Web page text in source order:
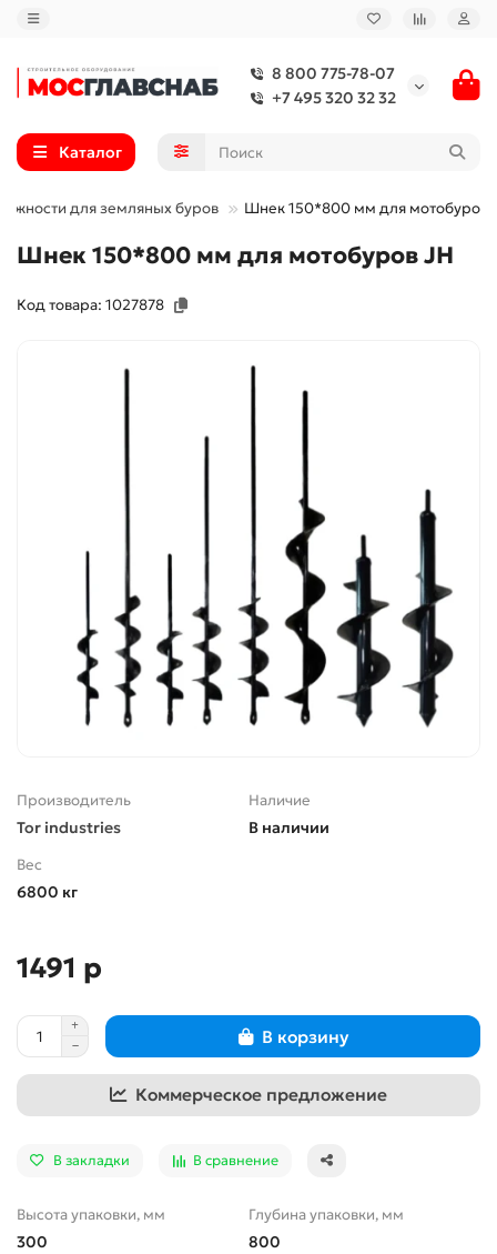
8 800 775-78-07
+7 495 320 32 32
Каталог
для земляных буров Шнек 150*800 мм для мотобуров
Шнек 150*800 мм для мотобуров JH
Код товара: 1027878
Производитель
Tor industries
Наличие
В наличии
Вес
6800 кг
1491 р
В корзину
Коммерческое предложение
В закладки В сравнение
Высота упаковки, мм
300
Глубина упаковки, мм
800